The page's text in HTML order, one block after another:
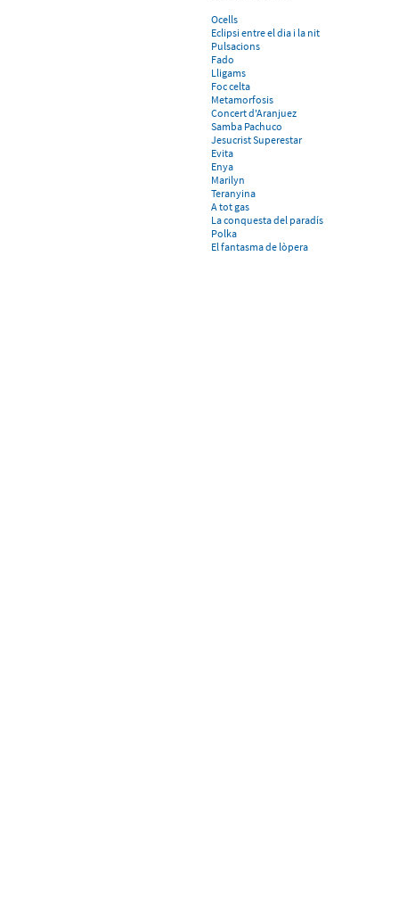
Ocells
Eclipsi entre el dia i la nit
Pulsacions
Fado
Lligams
Foc celta
Metamorfosis
Concert d'Aranjuez
Samba Pachuco
Jesucrist Superestar
Evita
Enya
Marilyn
Teranyina
A tot gas
La conquesta del paradís
Polka
El fantasma de lòpera